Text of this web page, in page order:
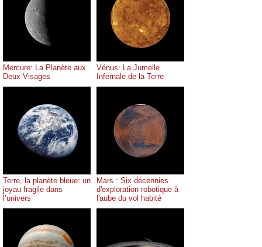
Mercure: La Planète aux
Deux Visages
Vénus: La Jumelle
Infernale de la Terre
Terre, la planète bleue: un
joyau fragile dans
l’univers
Mars : Six décennies
d'exploration robotique à
l'aube du vol habité